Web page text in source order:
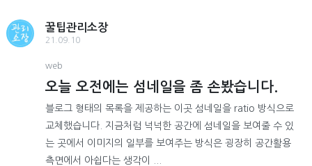
꿀팁관리소장
21.09.10
web
오늘 오전에는 섬네일을 좀 손봤습니다.
블로그 형태의 목록을 제공하는 이곳 섬네일을 ratio 방식으로
교체했습니다. 지금처럼 넉넉한 공간에 섬네일을 보여줄 수 있
는 곳에서 이미지의 일부를 보여주는 방식은 굉장히 공간활용
측면에서 아쉽다는 생각이 ...